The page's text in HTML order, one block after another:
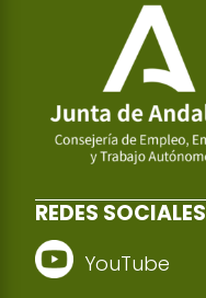
REDES SOCIALES
YouTube